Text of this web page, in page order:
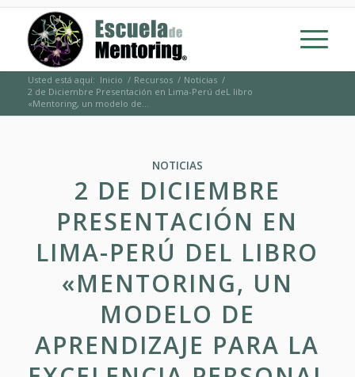
Usted está aquí: Inicio / Recursos / Noticias /
2 de Diciembre Presentación en Lima-Perú deL libro
«Mentoring, un modelo de...
NOTICIAS
2 DE DICIEMBRE
PRESENTACIÓN EN
LIMA-PERÚ DEL LIBRO
«MENTORING, UN
MODELO DE
APRENDIZAJE PARA LA